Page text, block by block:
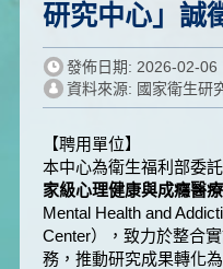
研究中心」誠
發佈日期: 2026-02-06
資料來源: 國家衛生研
【聘用單位】
本中心為衛生福利部委
家級心理健康與成癮醫
Mental Health and
Center），致力於整合
務，推動研究成果轉化